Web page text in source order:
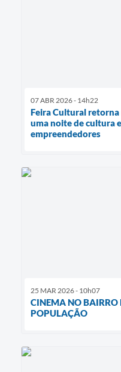
07 ABR 2026 - 14h22
Feira Cultural retorna
uma noite de cultura
empreendedores
25 MAR 2026 - 10h07
CINEMA NO BAIRRO
POPULAÇÃO